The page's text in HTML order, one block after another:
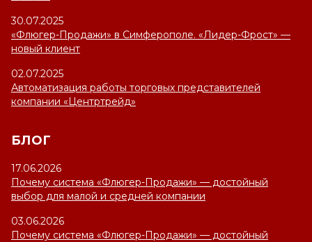
30.07.2025
«Флюгер-Продажи» в Симферополе. «Лидер-Фрост» —
новый клиент
02.07.2025
Автоматизация работы торговых представителей
компании «Центртрейд»
БЛОГ
17.06.2026
Почему система «Флюгер-Продажи» — достойный
выбор для малой и средней компании
03.06.2026
Почему система «Флюгер-Продажи» — достойный